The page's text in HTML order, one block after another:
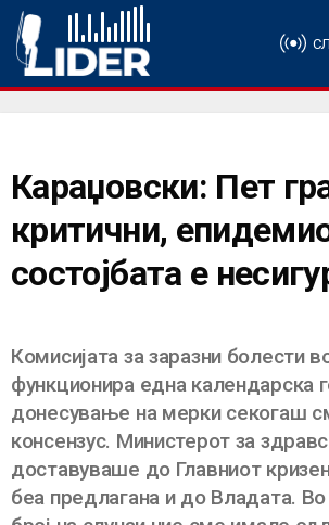
Караџовски: Пет
критични,
состојбата е
Комисијата за заразни болести
функционира една календарска
донесување на мерки секогаш
консензус. Министерот за
доставуваше до Главниот
беа предлагана и до Владата. Во